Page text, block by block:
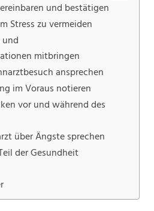
und bestätigen
Stress zu vermeiden
mitbringen
ansprechen
im Voraus notieren
vor und während des
über Ängste sprechen
der Gesundheit